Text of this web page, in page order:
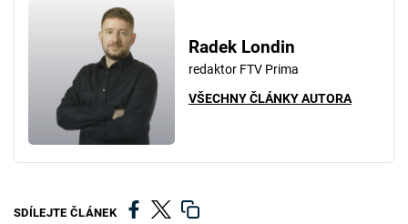
Radek Londin
redaktor FTV Prima
VŠECHNY ČLÁNKY AUTORA
SDÍLEJTE ČLÁNEK